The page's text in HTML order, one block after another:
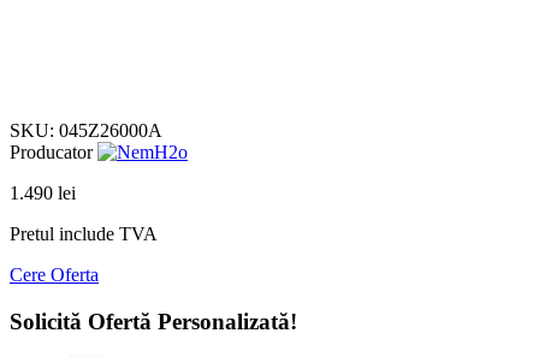
SKU: 045Z26000A
Producator
1.490 lei
Pretul include TVA
Cere Oferta
Solicită Ofertă Personalizată!